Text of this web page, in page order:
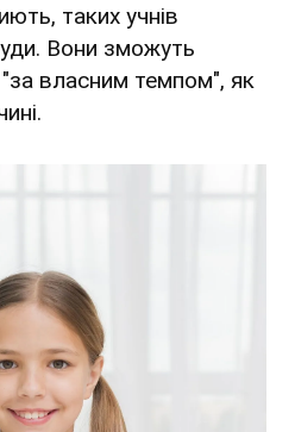
таких учнів
Вони зможуть
власним темпом", як